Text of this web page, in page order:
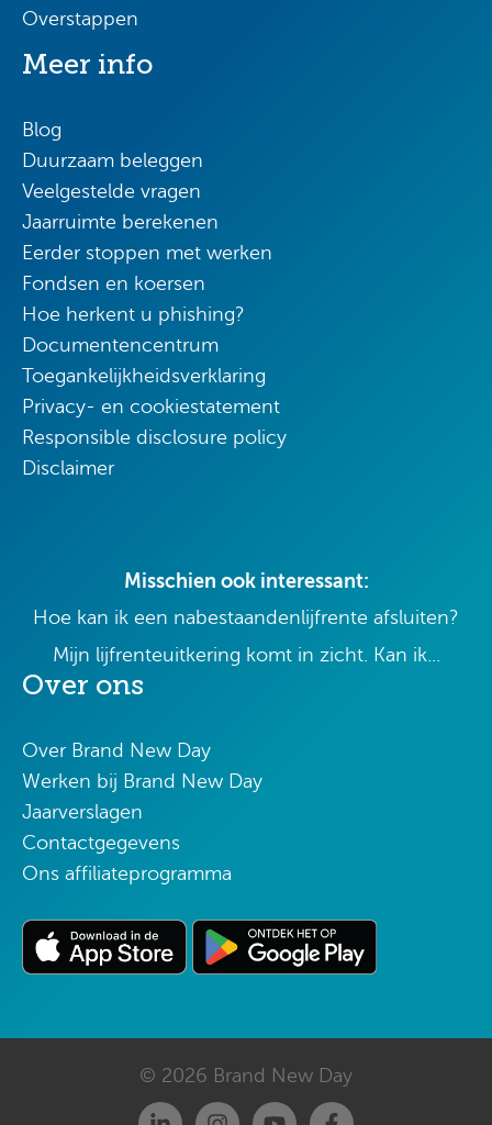
Overstappen
Meer info
Blog
Duurzaam beleggen
Veelgestelde vragen
Jaarruimte berekenen
Eerder stoppen met werken
Fondsen en koersen
Hoe herkent u phishing?
Documentencentrum
Toegankelijkheidsverklaring
Privacy- en cookiestatement
Responsible disclosure policy
Disclaimer
Misschien ook interessant:
Hoe kan ik een nabestaandenlijfrente afsluiten?
Mijn lijfrenteuitkering komt in zicht. Kan ik...
Over ons
Over Brand New Day
Werken bij Brand New Day
Jaarverslagen
Contactgegevens
Ons affiliateprogramma
© 2026 Brand New Day